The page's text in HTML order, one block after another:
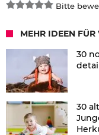
Bitte
MEHR IDEEN
30
30